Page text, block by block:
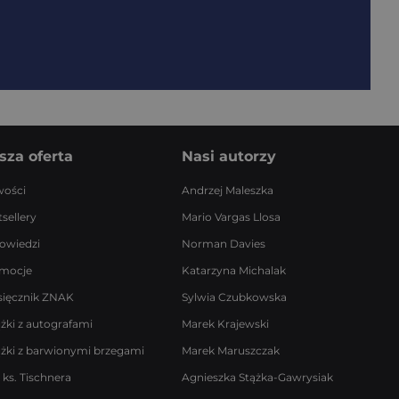
oferta
ZNAK
z autografami
z barwionymi brzegami
ks. Tischnera
Nasi autorzy
Andrzej Maleszka
Mario Vargas Llosa
Norman Davies
Katarzyna Michalak
Sylwia Czubkowska
Marek Krajewski
Marek Maruszczak
Agnieszka Stążka-Gawrysiak